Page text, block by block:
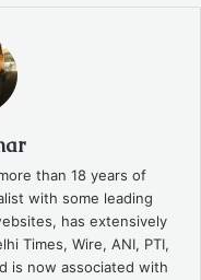
than 18 years of
with some leading
has extensively
Times, Wire, ANI, PTI,
is now associated with